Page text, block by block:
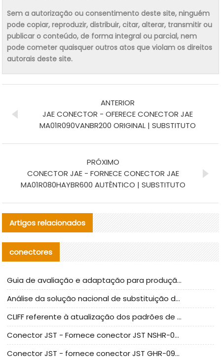
Sem a autorização ou consentimento deste site, ninguém
pode copiar, reproduzir, distribuir, citar, alterar, transmitir ou
publicar o conteúdo, de forma integral ou parcial, nem
pode cometer quaisquer outros atos que violam os direitos
autorais deste site.
ANTERIOR
JAE CONECTOR - OFERECE CONECTOR JAE
MA01R090VANBR200 ORIGINAL | SUBSTITUTO
PRÓXIMO
CONECTOR JAE - FORNECE CONECTOR JAE
MA01R080HAYBR600 AUTÊNTICO | SUBSTITUTO
Artigos relacionados
conectores
Guia de avaliação e adaptação para produção em massa de componentes de cabos nacionais CNC Tech
Análise da solução nacional de substituição da linha de alta frequência I-PEX
CLIFF referente à atualização dos padrões de teste de conectores nacionais
Conector JST - Fornece conector JST NSHR-02V-S original | substituto
Conector JST - fornece conector JST GHR-09V-S autêntico | substituto